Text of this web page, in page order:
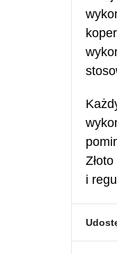
i